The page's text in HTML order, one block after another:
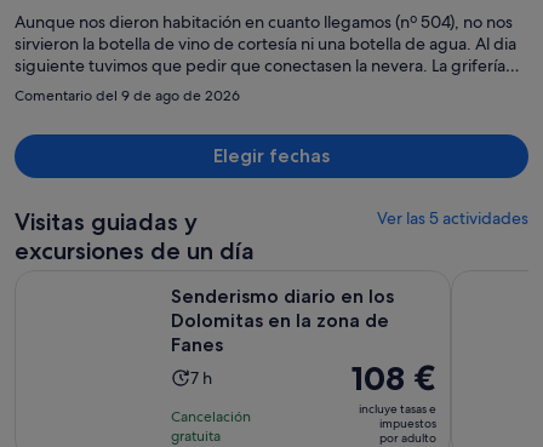
por
persona
Aunque nos dieron habitación en cuanto llegamos (nº 504), no nos
sirvieron la botella de vino de cortesía ni una botella de agua. Al dia
siguiente tuvimos que pedir que conectasen la nevera. La grifería
funciona mal y la ducha goteando a las 4 de la mañana y tener que
envolverla con una toalla. Había momentos de la noche y sobre todo
al levantarnos que la habitación olía a cloaca. Al cuarto día no
hicieron la habitación. Salimos por la tarde hacia las 19,30h y de
regreso al hotel nos encontramos con un cartel de no molestar y una
habitación, además de encontrar la ventana abierta (cosa que
debieron hacer cuando salimos por la tarde). Bajamos a recepción a
quejarnos y preguntar quien había puesto ese cartel de no molestar
nos darían explicaciones. Todavía las estamos esperando. El
personal del desayuno muy amable y atento.
Comentario del 9 de ago de 2026
Elegir fechas
Visitas guiadas y
excursiones de un día
Ver las 5 actividades
Senderismo diario en los
Dolomitas en la zona de
Fanes
La
de
7 h
Cancelación
gratuita
El
precio
es
108 €
incluye tasas e
impuestos
por adulto